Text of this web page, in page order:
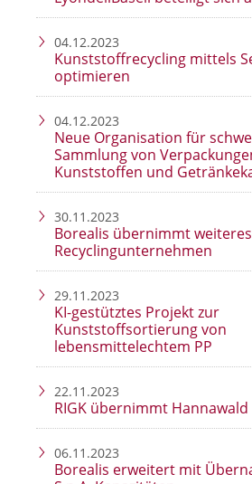
04.12.2023
Kunststoffrecycling mittels
optimieren
04.12.2023
Neue Organisation für
Sammlung von
Kunststoffen und
30.11.2023
Borealis übernimmt weiteres
Recyclingunternehmen
29.11.2023
KI-gestütztes Projekt zur
Kunststoffsortierung von
lebensmittelechtem PP
22.11.2023
RIGK übernimmt
06.11.2023
Borealis erweitert mit